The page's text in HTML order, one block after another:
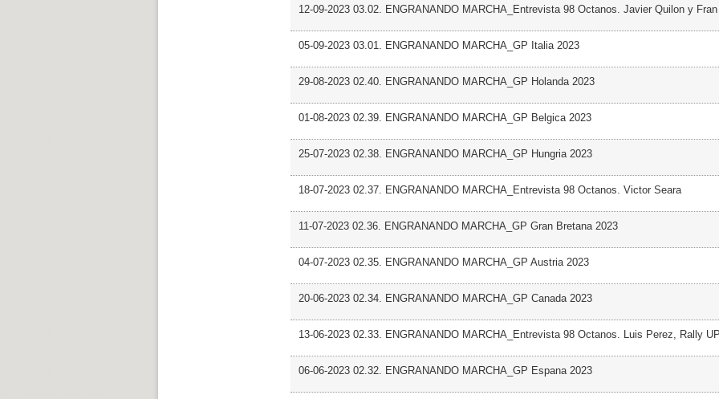
12-09-2023 03.02. ENGRANANDO MARCHA_Entrevista 98 Octanos. Javier Quilon y
05-09-2023 03.01. ENGRANANDO MARCHA_GP Italia 2023
29-08-2023 02.40. ENGRANANDO MARCHA_GP Holanda 2023
01-08-2023 02.39. ENGRANANDO MARCHA_GP Belgica 2023
25-07-2023 02.38. ENGRANANDO MARCHA_GP Hungria 2023
18-07-2023 02.37. ENGRANANDO MARCHA_Entrevista 98 Octanos. Victor Seara
11-07-2023 02.36. ENGRANANDO MARCHA_GP Gran Bretana 2023
04-07-2023 02.35. ENGRANANDO MARCHA_GP Austria 2023
20-06-2023 02.34. ENGRANANDO MARCHA_GP Canada 2023
13-06-2023 02.33. ENGRANANDO MARCHA_Entrevista 98 Octanos. Luis Perez, Rally
06-06-2023 02.32. ENGRANANDO MARCHA_GP Espana 2023